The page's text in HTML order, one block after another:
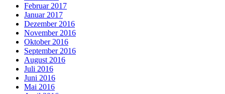
Februar 2017
Januar 2017
Dezember 2016
November 2016
Oktober 2016
September 2016
August 2016
Juli 2016
Juni 2016
Mai 2016